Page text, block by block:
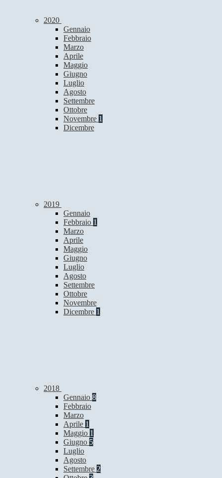
2020
Gennaio
Febbraio
Marzo
Aprile
Maggio
Giugno
Luglio
Agosto
Settembre
Ottobre
Novembre 1
Dicembre
2019
Gennaio
Febbraio 1
Marzo
Aprile
Maggio
Giugno
Luglio
Agosto
Settembre
Ottobre
Novembre
Dicembre 1
2018
Gennaio 8
Febbraio
Marzo
Aprile 1
Maggio 1
Giugno 5
Luglio
Agosto
Settembre 2